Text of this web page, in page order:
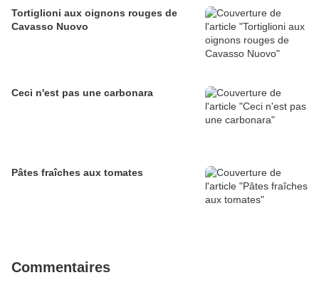
Tortiglioni aux oignons rouges de
Cavasso Nuovo
Ceci n'est pas une carbonara
Pâtes fraîches aux tomates
Commentaires